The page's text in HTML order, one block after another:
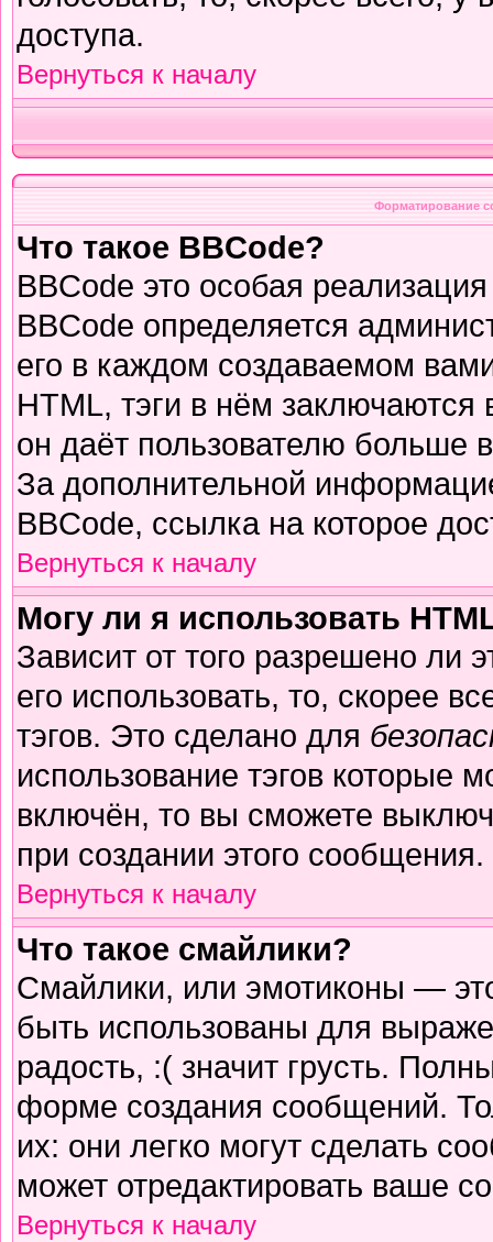
доступа.
Вернуться к началу
Форматирование
Что такое BBCode?
BBCode это особая
BBCode определяется
его в каждом создаваемом
HTML, тэги в нём
он даёт пользователю больше
За дополнительной
BBCode, ссылка на которое
Вернуться к началу
Могу ли я использовать
Зависит от того разрешено ли
его использовать, то, скорее
тэгов. Это сделано для
использование тэгов которые
включён, то вы сможете
при создании этого сообщения.
Вернуться к началу
Что такое смайлики?
Смайлики, или эмотиконы —
быть использованы для
радость, :( значит грусть.
форме создания сообщений.
их: они легко могут сделать
может отредактировать ваше
Вернуться к началу